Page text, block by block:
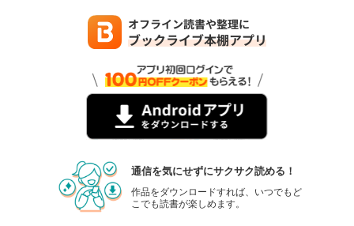
通信を気にせずにサクサク読める！
作品をダウンロードすれば、いつでもど
こでも読書が楽しめます。